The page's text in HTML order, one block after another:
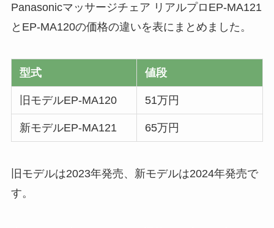
Panasonicマッサージチェア リアルプロEP-MA121
とEP-MA120の価格の違いを表にまとめました。
型式 値段
旧モデルEP-MA120 51万円
新モデルEP-MA121 65万円
旧モデルは2023年発売、新モデルは2024年発売で
す。